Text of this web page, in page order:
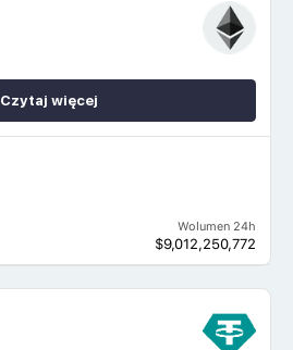
Wolumen 24h
$9,012,250,772
Czytaj więcej